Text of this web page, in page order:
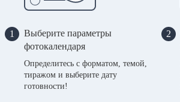
1
Выберите параметры
фотокалендаря
Определитесь с форматом, темой,
тиражом и выберите дату
готовности!
2